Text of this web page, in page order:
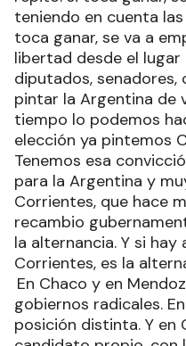
teniendo en cuenta
toca ganar, se va a
libertad desde el
diputados, senadores,
pintar la Argentina de
tiempo lo podemos
elección ya pintemos
Tenemos esa
para la Argentina y
Corrientes, que hace
recambio
la alternancia. Y si
Corrientes, es la
En Chaco y en
gobiernos radicales.
posición distinta. Y en